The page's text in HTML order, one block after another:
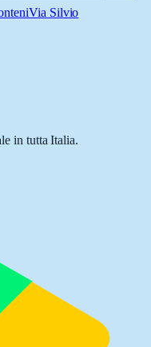
Via Silvio
in tutta Italia.